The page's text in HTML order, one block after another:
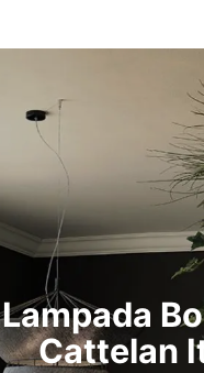
Lampada
Cattelan